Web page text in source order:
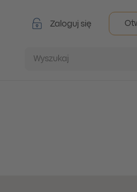
Zaloguj się
Wyszukaj